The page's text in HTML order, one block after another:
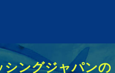
シングジャパンの